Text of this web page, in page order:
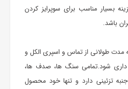
بسیار مناسب برای سوپرایز کردن
باشد.
طولانی از تماس و اسپری الکل و
شود.تمامی سنگ ها، صدف ها،
تزئینی دارد و تنها خود محصول